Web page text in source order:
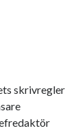
skrivregler